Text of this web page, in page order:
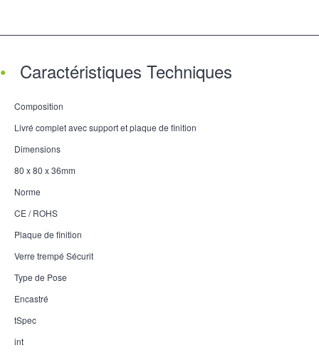
Caractéristiques Techniques
Composition
Livré complet avec support et plaque de finition
Dimensions
80 x 80 x 36mm
Norme
CE / ROHS
Plaque de finition
Verre trempé Sécurit
Type de Pose
Encastré
tSpec
int